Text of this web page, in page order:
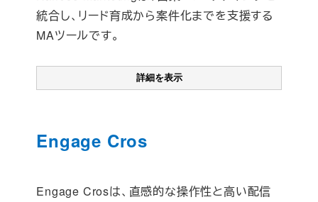
統合し、リード育成から案件化までを支援する
MAツールです。
詳細を表示
Engage Cros
Engage Crosは、直感的な操作性と高い配信